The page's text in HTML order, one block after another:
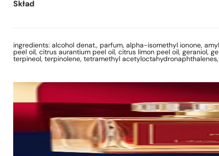
Skład
ingredients: alcohol denat., parfum, alpha-isomethyl ionone,
peel oil, citrus aurantium peel oil, citrus limon peel oil, geraniol,
terpineol, terpinolene, tetramethyl acetyloctahydronaphthalenes,